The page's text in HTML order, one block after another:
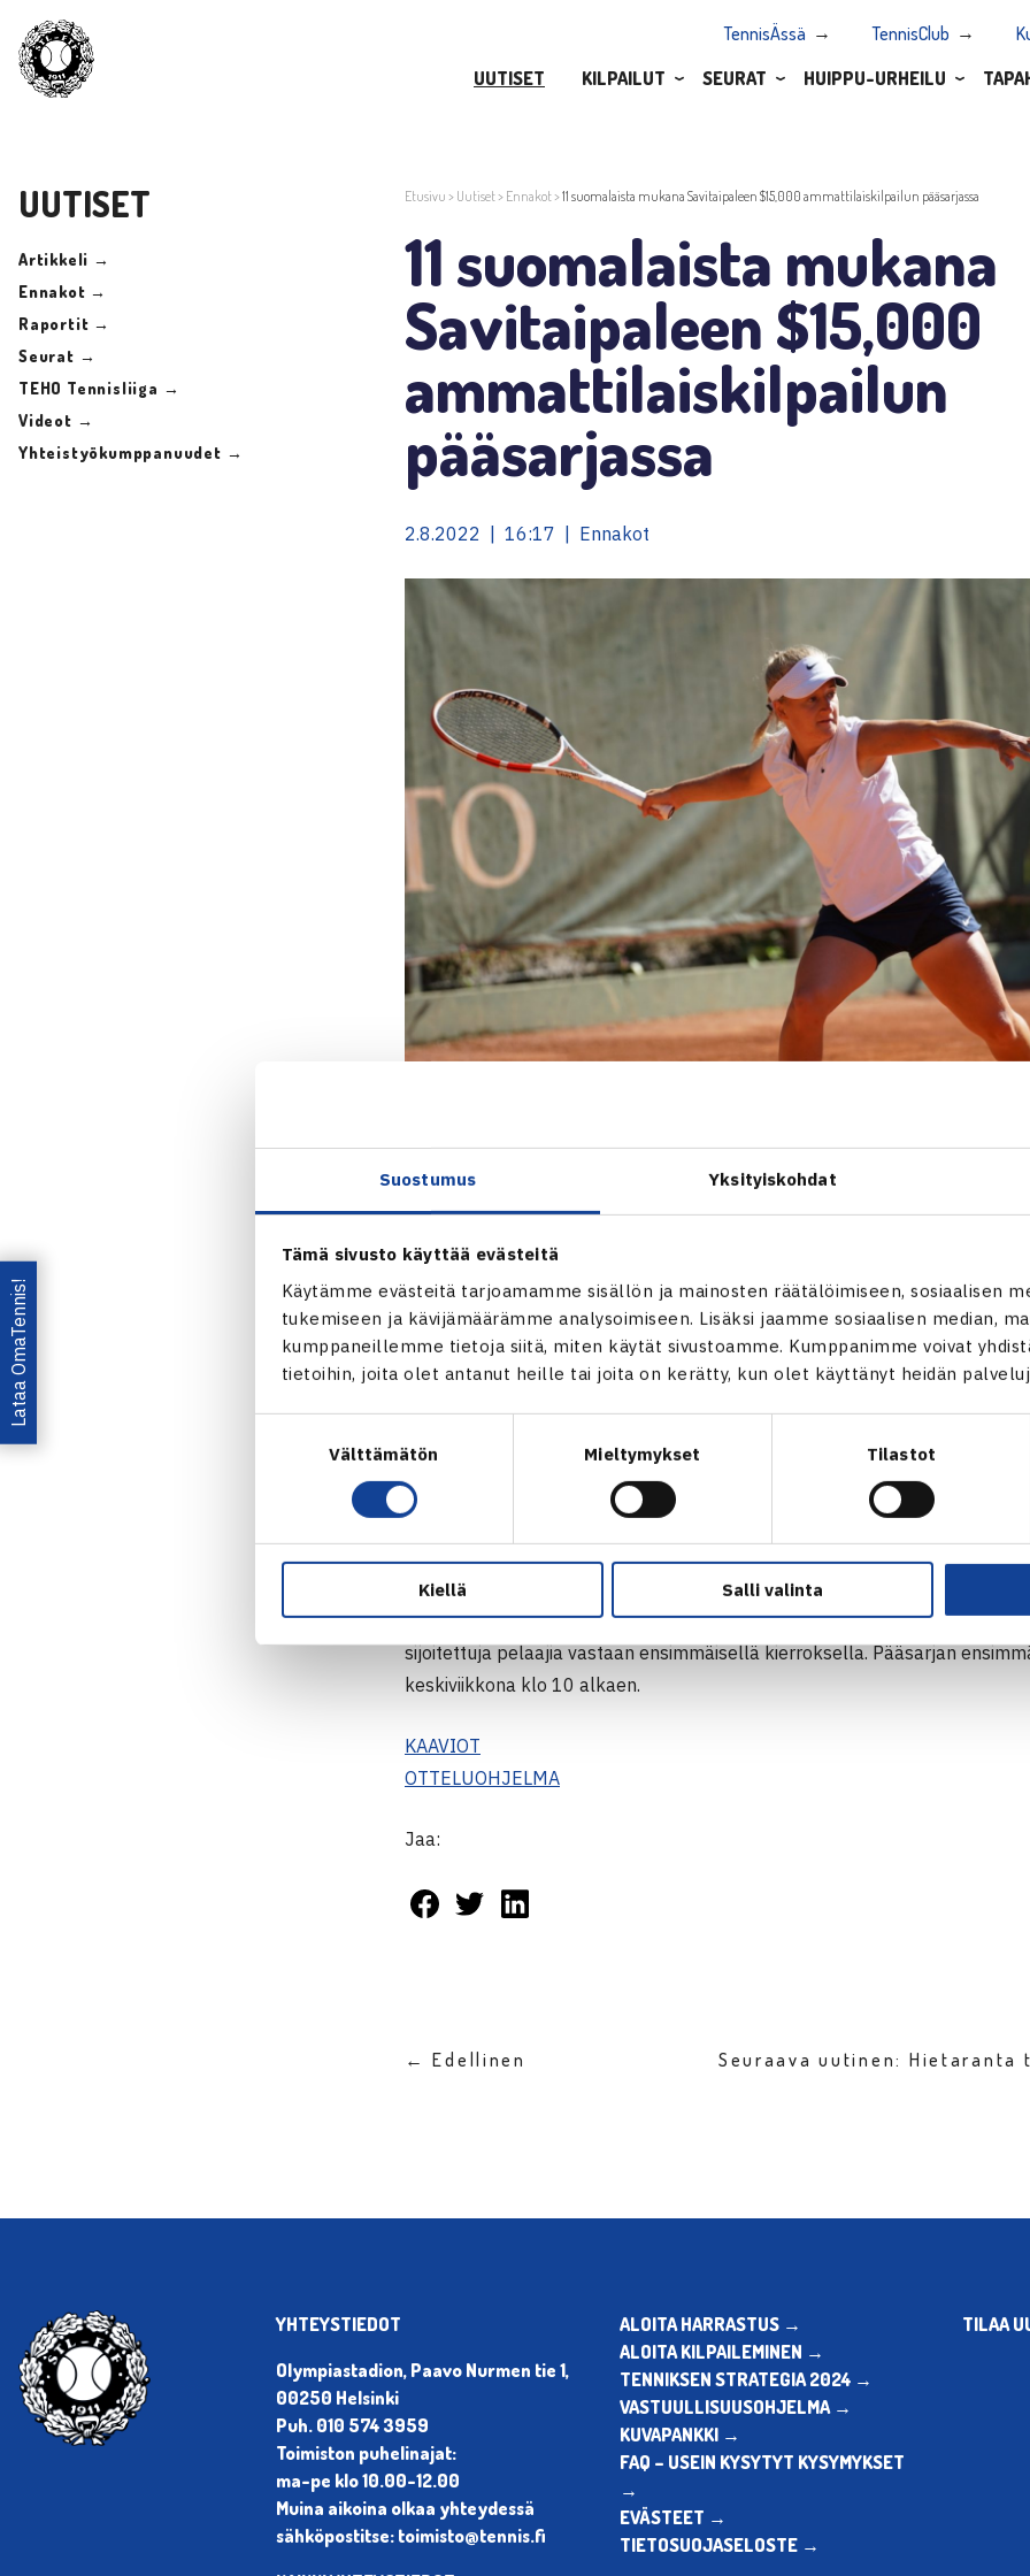
Suostumus Yksityiskohdat
Tämä sivusto käyttää evästeitä
Käytämme evästeitä tarjoamamme sisällön ja mainosten räätälöimiseen, sosiaalisen
tukemiseen ja kävijämäärämme analysoimiseen. Lisäksi jaamme sosiaalisen median,
kumppaneillemme tietoja siitä, miten käytät sivustoamme. Kumppanimme voivat
tietoihin, joita olet antanut heille tai joita on kerätty, kun olet käyttänyt heidän
Välttämätön Mieltymykset Tilastot
Kiellä Salli valinta
TennisÄssä TennisClub
UUTISET
KILPAILUT SEURAT HUIPPU-URHEILU
UUTISET
Artikkeli →
Ennakot →
Raportit →
Seurat →
TEHO Tennisliiga →
Videot →
Yhteistyökumppanuudet →
Etusivu > Uutiset> Ennakot>11 suomalaista mukana Savitaipaleen $15,000 ammattilaiskilpailun pääsarjassa
11 suomalaista mukana
Savitaipaleen $15,000
ammattilaiskilpailun
pääsarjassa
2.8.2022 | 16:17 | Ennakot
Liisa Vehviläinen
Kilpailun karsinnat käynnistyivät maanantaina ja viimeiset pääsarjapaikan
selvillä tiistaina. Karsintojen kautta suomalaisista pääsarjapaikan itselleen
pääsarjaan saivat tuore ulkokenttien suomenmestari
Clarissa Blomqvist
Inna
. Näin ollen 32 pelaajan pääsarjassa nähdään
Massakentillä pelattavan turnauksen kärkisijoitettu on italialainen
Avauskierroksella nähdään yksi täysin sinivalkoinen kohtaaminen, kun
Hietaranta kohtaa karsija Gabranin. Muista suomalaisista Alkio, Blomqvist
sijoitettuja pelaajia vastaan ensimmäisellä kierroksella. Pääsarjan
keskiviikkona klo 10 alkaen.
KAAVIOT
OTTELUOHJELMA
Jaa:
← Edellinen Seuraava uutinen:
Lataa OmaTennis!
YHTEYSTIEDOT
Olympiastadion, Paavo Nurmen tie 1,
00250 Helsinki
Puh. 010 574 3959
Toimiston puhelinajat:
ma-pe klo 10.00-12.00
Muina aikoina olkaa yhteydessä
sähköpostitse: toimisto@tennis.fi
ALOITA HARRASTUS →
ALOITA KILPAILEMINEN →
TENNIKSEN STRATEGIA 2024 →
VASTUULLISUUSOHJELMA →
KUVAPANKKI →
FAQ – USEIN KYSYTYT KYSYMYKSET
→
EVÄSTEET →
TIETOSUOJASELOSTE →
TILAA